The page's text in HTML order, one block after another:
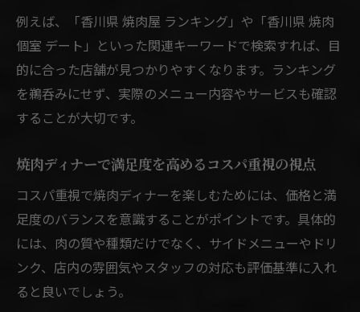
例えば、「香川県 焼肉屋 ランキング」や「香川県 焼肉
個室 デート」といった関連キーワードで検索すれば、目
的に合った店舗が見つかりやすくなります。ランキング
を鵜呑みにせず、実際のメニュー内容やサービスも確認
することが大切です。
焼肉ディナーで満足度を高めるコスパ重視の視点
コスパ重視で焼肉ディナーを楽しむためには、価格と満
足度のバランスを意識することがポイントです。具体的
には、肉の質や種類だけでなく、サイドメニューやドリ
ンク、店内の雰囲気やスタッフの対応も評価基準に入れ
ると良いでしょう。